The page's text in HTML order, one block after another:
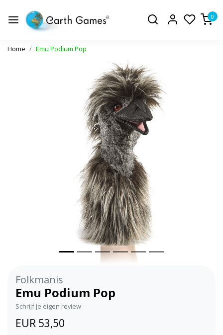
0
Home Emu Podium Pop
Folkmanis
Emu Podium Pop
Schrijf je eigen review
EUR 53,50